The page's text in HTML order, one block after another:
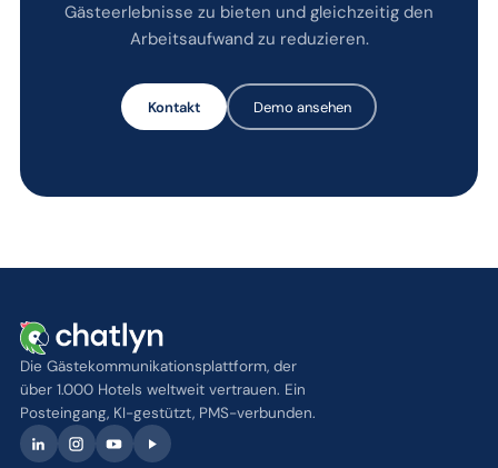
Gästeerlebnisse zu bieten und gleichzeitig den
Arbeitsaufwand zu reduzieren.
Kontakt Demo ansehen
Die Gästekommunikationsplattform, der
über 1.000 Hotels weltweit vertrauen. Ein
Posteingang, KI-gestützt, PMS-verbunden.